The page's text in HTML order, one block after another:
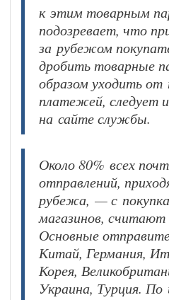
к этим товарным
подозревает, что
за рубежом
дробить товарные
образом уходить
платежей, следует
на сайте службы.
Около 80% всех
отправлений,
рубежа, — с
магазинов,
Основные
Китай, Германия,
Корея,
Украина, Турция.